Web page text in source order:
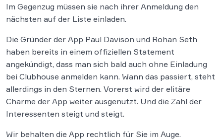
Im Gegenzug müssen sie nach ihrer Anmeldung den
nächsten auf der Liste einladen.
Die Gründer der App Paul Davison und Rohan Seth
haben bereits in einem offiziellen Statement
angekündigt, dass man sich bald auch ohne Einladung
bei Clubhouse anmelden kann. Wann das passiert, steht
allerdings in den Sternen. Vorerst wird der elitäre
Charme der App weiter ausgenutzt. Und die Zahl der
Interessenten steigt und steigt.
Wir behalten die App rechtlich für Sie im Auge.